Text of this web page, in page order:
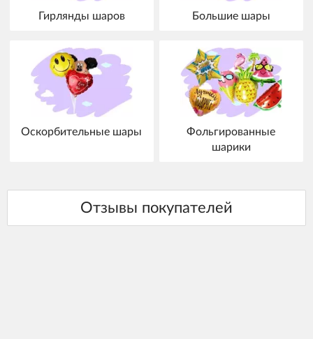
Гирлянды шаров Большие шары
Оскорбительные шары
Фольгированные
шарики